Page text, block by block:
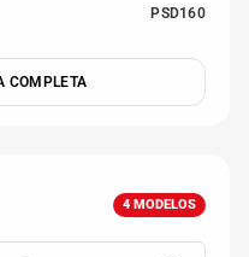
PSD160
COMPLETA
4 MODELOS